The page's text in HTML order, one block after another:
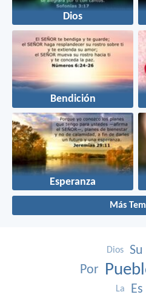
Dios
Bendición
Esperanza
Más
Dios Su
Por
La Es